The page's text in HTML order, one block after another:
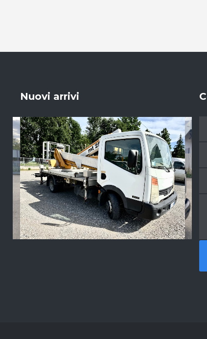
Nuovi arrivi